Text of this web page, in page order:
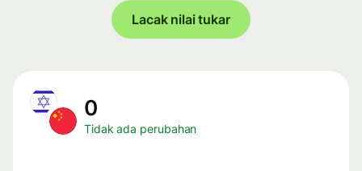
Lacak nilai tukar
0
Tidak ada perubahan